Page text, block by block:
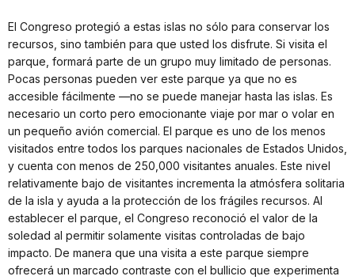
El Congreso protegió a estas islas no sólo para conservar los
recursos, sino también para que usted los disfrute. Si visita el
parque, formará parte de un grupo muy limitado de personas.
Pocas personas pueden ver este parque ya que no es
accesible fácilmente —no se puede manejar hasta las islas. Es
necesario un corto pero emocionante viaje por mar o volar en
un pequeño avión comercial. El parque es uno de los menos
visitados entre todos los parques nacionales de Estados Unidos,
y cuenta con menos de 250,000 visitantes anuales. Este nivel
relativamente bajo de visitantes incrementa la atmósfera solitaria
de la isla y ayuda a la protección de los frágiles recursos. Al
establecer el parque, el Congreso reconoció el valor de la
soledad al permitir solamente visitas controladas de bajo
impacto. De manera que una visita a este parque siempre
ofrecerá un marcado contraste con el bullicio que experimenta